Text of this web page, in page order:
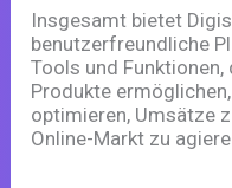
Insgesamt bietet
benutzerfreundliche
Tools und
Produkte
optimieren, Umsätze
Online-Markt zu